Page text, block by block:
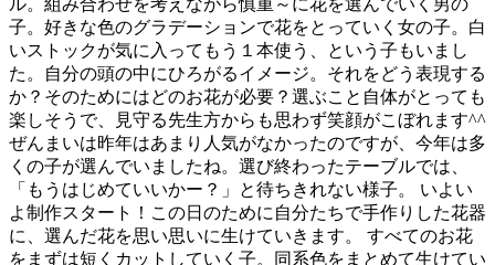
ル。組み合わせを考えながら慎重～に花を選んでいく男の
子。好きな色のグラデーションで花をとっていく女の子。白
いストックが気に入ってもう１本使う、という子もいまし
た。自分の頭の中にひろがるイメージ。それをどう表現する
か？そのためにはどのお花が必要？選ぶこと自体がとっても
楽しそうで、見守る先生方からも思わず笑顔がこぼれます^^
ぜんまいは昨年はあまり人気がなかったのですが、今年は多
くの子が選んでいましたね。選び終わったテーブルでは、
「もうはじめていいかー？」と待ちきれない様子。 いよい
よ制作スタート！この日のために自分たちで手作りした花器
に、選んだ花を思い思いに生けていきます。 すべてのお花
をまずは短くカットしていく子。同系色をまとめて生けてい